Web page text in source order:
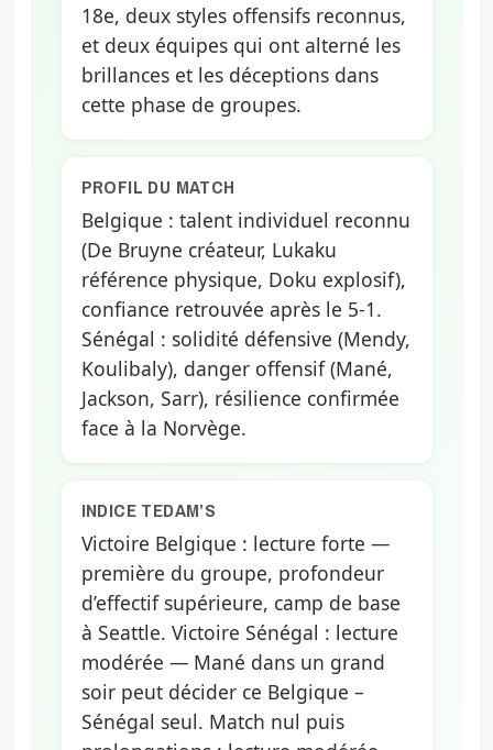
18e, deux styles offensifs reconnus,
et deux équipes qui ont alterné les
brillances et les déceptions dans
cette phase de groupes.
PROFIL DU MATCH
Belgique : talent individuel reconnu
(De Bruyne créateur, Lukaku
référence physique, Doku explosif),
confiance retrouvée après le 5-1.
Sénégal : solidité défensive (Mendy,
Koulibaly), danger offensif (Mané,
Jackson, Sarr), résilience confirmée
face à la Norvège.
INDICE TEDAM’S
Victoire Belgique : lecture forte —
première du groupe, profondeur
d’effectif supérieure, camp de base
à Seattle. Victoire Sénégal : lecture
modérée — Mané dans un grand
soir peut décider ce Belgique –
Sénégal seul. Match nul puis